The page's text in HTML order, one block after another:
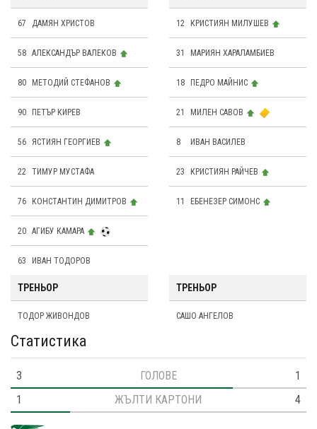
67 ДАМЯН ХРИСТОВ
58 АЛЕКСАНДЪР ВАЛЕКОВ
80 МЕТОДИЙ СТЕФАНОВ
90 ПЕТЪР КИРЕВ
56 ЯСТИЯН ГЕОРГИЕВ
22 ТИМУР МУСТАФА
76 КОНСТАНТИН ДИМИТРОВ
20 АГИБУ КАМАРА
63 ИВАН ТОДОРОВ
12 КРИСТИЯН МИЛУШЕВ
31 МАРИЯН ХАРАЛАМБИЕВ
18 ПЕДРО МАЙНИС
21 МИЛЕН САВОВ
8 ИВАН ВАСИЛЕВ
23 КРИСТИЯН РАЙЧЕВ
11 ЕБЕНЕЗЕР СИМОНС
ТРЕНЬОР
ТОДОР ЖИВОНДОВ
ТРЕНЬОР
САШО АНГЕЛОВ
Статистика
3 ГОЛОВЕ
1
1
ЖЪЛТИ КАРТОНИ 4